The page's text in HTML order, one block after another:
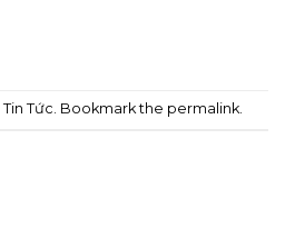
Tin Tức. Bookmark the permalink.